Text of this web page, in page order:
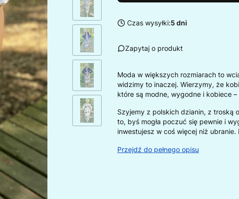
Czas wysyłki:5 dni
Zapytaj o produkt
Moda w większych rozmiarach to
widzimy to inaczej. Wierzymy, że
które są modne, wygodne i kobiece
Szyjemy z polskich dzianin, z troską
to, byś mogła poczuć się pewnie i
inwestujesz w coś więcej niż ubranie.
Przejdź do pełnego opisu